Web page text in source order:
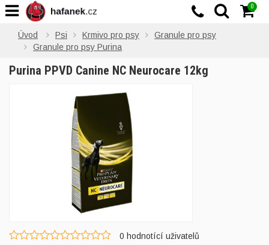
Úvod Psi Krmivo pro psy
Granule pro psy
Granule pro psy Purina
Purina PPVD Canine NC Neurocare 12kg
0 hodnotící uživatelů
0